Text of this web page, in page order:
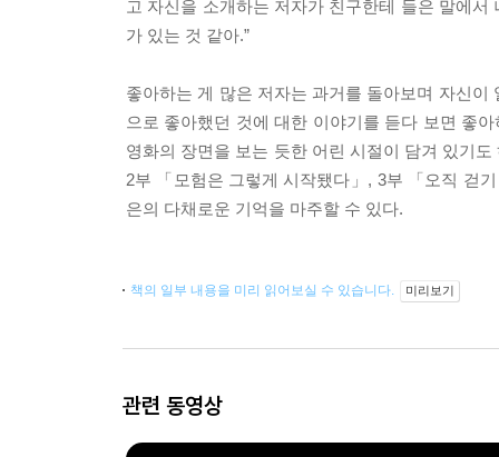
고 자신을 소개하는 저자가 친구한테 들은 말에
가 있는 것 같아.”
좋아하는 게 많은 저자는 과거를 돌아보며 자신
으로 좋아했던 것에 대한 이야기를 듣다 보면 좋
영화의 장면을 보는 듯한 어린 시절이 담겨 있기
2부 「모험은 그렇게 시작됐다」, 3부 「오직 걷
은의 다채로운 기억을 마주할 수 있다.
책의 일부 내용을 미리 읽어보실 수 있습니다. 미리보기
관련 동영상